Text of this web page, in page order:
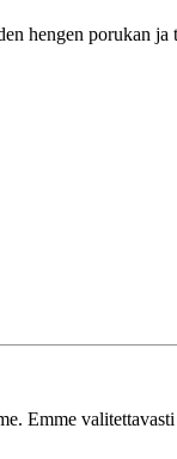
hengen porukan ja
Emme